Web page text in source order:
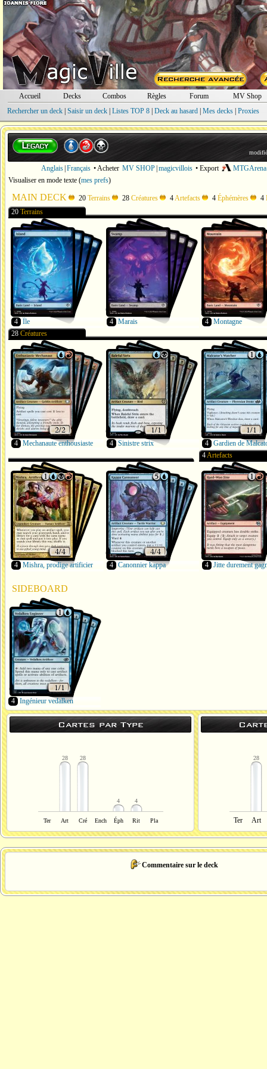
Accueil Decks Combos Règles Forum
MV Shop
Rechercher un deck| Saisir un deck| Listes TOP 8| Deck au hasard| Mes decks| Proxies
Anglais Français • Acheter MV SHOP magicvillois • Export
MTGArena
Visualiser en mode texte (mes prefs)
MAIN DECK 20 Terrains 28 Créatures 4Artefacts 4 Éphémères 4
20 Terrains
4 Île 4 Marais 4 Montagne
28 Créatures
4 Mechanaute enthousiaste 4 Sinistre strix 4 Gardien de
4 Mishra, prodige artificier 4 Canonnier kappa
4Artefacts
4 Jitte durement
SIDEBOARD
4 Ingénieur vedalken
Cartes par Type
28 28
4 4
Ter Art Cré Ench Éph Rit Pla
28
Ter Art
Commentaire sur le deck